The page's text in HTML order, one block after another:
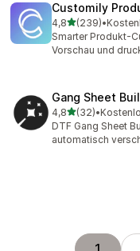
Customily
4,8von 5 Sternen
(239)
239 Rezensionen
•
Smarter Produkt-
Vorschau und
Gang Sheet
4,8von 5 Sternen
(32)
32 Rezensionen
•
DTF Gang Sheet
automatisch